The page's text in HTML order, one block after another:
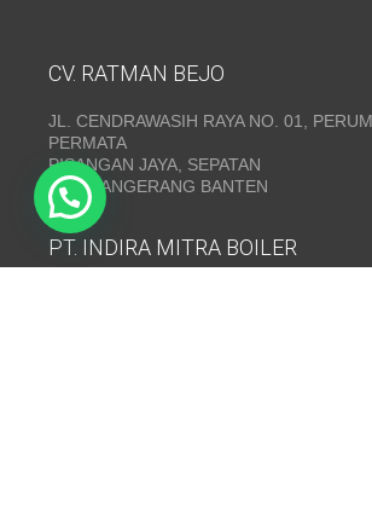
CV. RATMAN BEJO
JL. CENDRAWASIH RAYA NO. 01,
PERMATA
PISANGAN JAYA, SEPATAN
KAB. TANGERANG BANTEN
PT. INDIRA MITRA BOILER